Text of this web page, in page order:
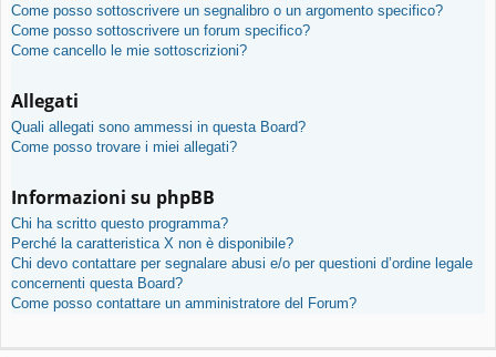
Come posso sottoscrivere un segnalibro o un argomento specifico?
Come posso sottoscrivere un forum specifico?
Come cancello le mie sottoscrizioni?
Allegati
Quali allegati sono ammessi in questa Board?
Come posso trovare i miei allegati?
Informazioni su phpBB
Chi ha scritto questo programma?
Perché la caratteristica X non è disponibile?
Chi devo contattare per segnalare abusi e/o per questioni d’ordine legale
concernenti questa Board?
Come posso contattare un amministratore del Forum?